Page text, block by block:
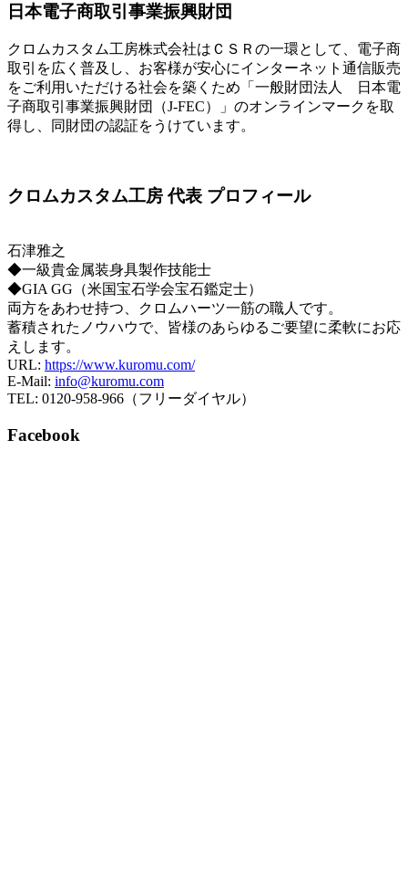
日本電子商取引事業振興財団
クロムカスタム工房株式会社はＣＳＲの一環として、電子商
取引を広く普及し、お客様が安心にインターネット通信販売
をご利用いただける社会を築くため「一般財団法人 日本電
子商取引事業振興財団（J-FEC）」のオンラインマークを取
得し、同財団の認証をうけています。
クロムカスタム工房 代表 プロフィール
石津雅之
◆一級貴金属装身具製作技能士
◆GIA GG（米国宝石学会宝石鑑定士）
両方をあわせ持つ、クロムハーツ一筋の職人です。
蓄積されたノウハウで、皆様のあらゆるご要望に柔軟にお応
えします。
URL: https://www.kuromu.com/
E-Mail: info@kuromu.com
TEL: 0120-958-966（フリーダイヤル）
Facebook